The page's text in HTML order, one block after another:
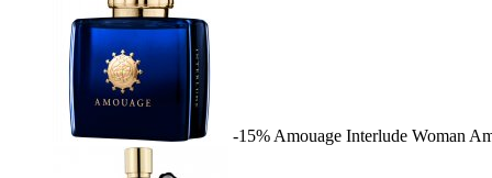
-15% Amouage Interlude Woman